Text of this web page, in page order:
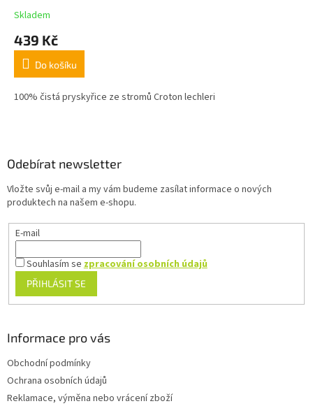
Skladem
439 Kč
Do košíku
100% čistá pryskyřice ze stromů Croton lechleri
Odebírat newsletter
Vložte svůj e-mail a my vám budeme zasílat informace o nových
produktech na našem e-shopu.
E-mail
Souhlasím sezpracování osobních údajů
PŘIHLÁSIT SE
Informace pro vás
Obchodní podmínky
Ochrana osobních údajů
Reklamace, výměna nebo vrácení zboží